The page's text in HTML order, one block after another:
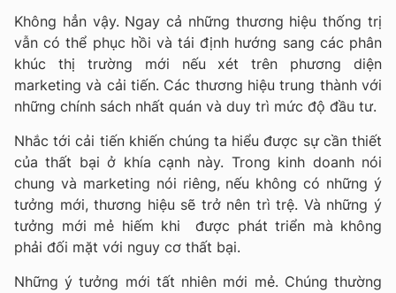
Không hẳn vậy. Ngay cả những thương hiệu thống trị
vẫn có thể phục hồi và tái định hướng sang các phân
khúc thị trường mới nếu xét trên phương diện
marketing và cải tiến. Các thương hiệu trung thành với
những chính sách nhất quán và duy trì mức độ đầu tư.
Nhắc tới cải tiến khiến chúng ta hiểu được sự cần thiết
của thất bại ở khía cạnh này. Trong kinh doanh nói
chung và marketing nói riêng, nếu không có những ý
tưởng mới, thương hiệu sẽ trở nên trì trệ. Và những ý
tưởng mới mẻ hiếm khi được phát triển mà không
phải đối mặt với nguy cơ thất bại.
Những ý tưởng mới tất nhiên mới mẻ. Chúng thường